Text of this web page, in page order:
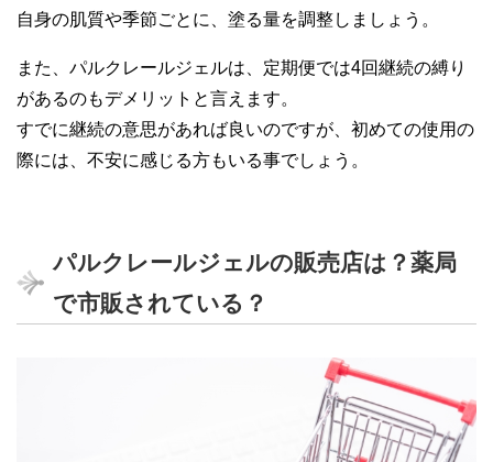
自身の肌質や季節ごとに、塗る量を調整しましょう。
また、パルクレールジェルは、定期便では4回継続の縛り
があるのもデメリットと言えます。
すでに継続の意思があれば良いのですが、初めての使用の
際には、不安に感じる方もいる事でしょう。
パルクレールジェルの販売店は？薬局
で市販されている？